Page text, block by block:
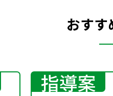
おすす
指導案